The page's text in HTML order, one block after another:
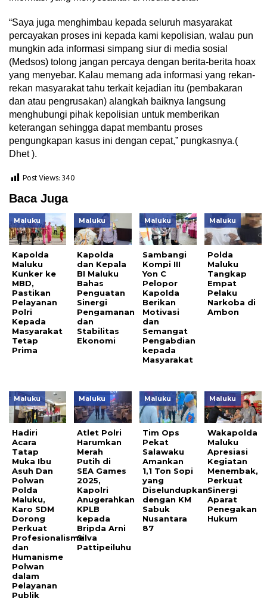
“Saya juga menghimbau kepada seluruh masyarakat
percayakan proses ini kepada kami kepolisian, walau pun
mungkin ada informasi simpang siur di media sosial
(Medsos) tolong jangan percaya dengan berita-berita hoax
yang menyebar. Kalau memang ada informasi yang rekan-
rekan masyarakat tahu terkait kejadian itu (pembakaran
dan atau pengrusakan) alangkah baiknya langsung
menghubungi pihak kepolisian untuk memberikan
keterangan sehingga dapat membantu proses
pengungkapan kasus ini dengan cepat,” pungkasnya.(
Dhet ).
Post Views:340
Baca Juga
Maluku
Kapolda
Maluku
Kunker ke
MBD,
Pastikan
Pelayanan
Polri
Kepada
Masyarakat
Tetap
Prima
Maluku
Kapolda
dan Kepala
BI Maluku
Bahas
Penguatan
Sinergi
Pengamanan
dan
Stabilitas
Ekonomi
Maluku
Sambangi
Kompi III
Yon C
Pelopor
Kapolda
Berikan
Motivasi
dan
Semangat
Pengabdian
kepada
Masyarakat
Maluku
Polda
Maluku
Tangkap
Empat
Pelaku
Narkoba di
Ambon
Maluku
Hadiri
Acara
Tatap
Muka Ibu
Asuh Dan
Polwan
Polda
Maluku,
Karo SDM
Dorong
Perkuat
Profesionalisme
dan
Humanisme
Polwan
dalam
Pelayanan
Publik
Maluku
Atlet Polri
Harumkan
Merah
Putih di
SEA Games
2025,
Kapolri
Anugerahkan
KPLB
kepada
Bripda Arni
Silva
Pattipeiluhu
Maluku
Tim Ops
Pekat
Salawaku
Amankan
1,1 Ton Sopi
yang
Diselundupkan
dengan KM
Sabuk
Nusantara
87
Maluku
Wakapolda
Maluku
Apresiasi
Kegiatan
Menembak,
Perkuat
Sinergi
Aparat
Penegakan
Hukum